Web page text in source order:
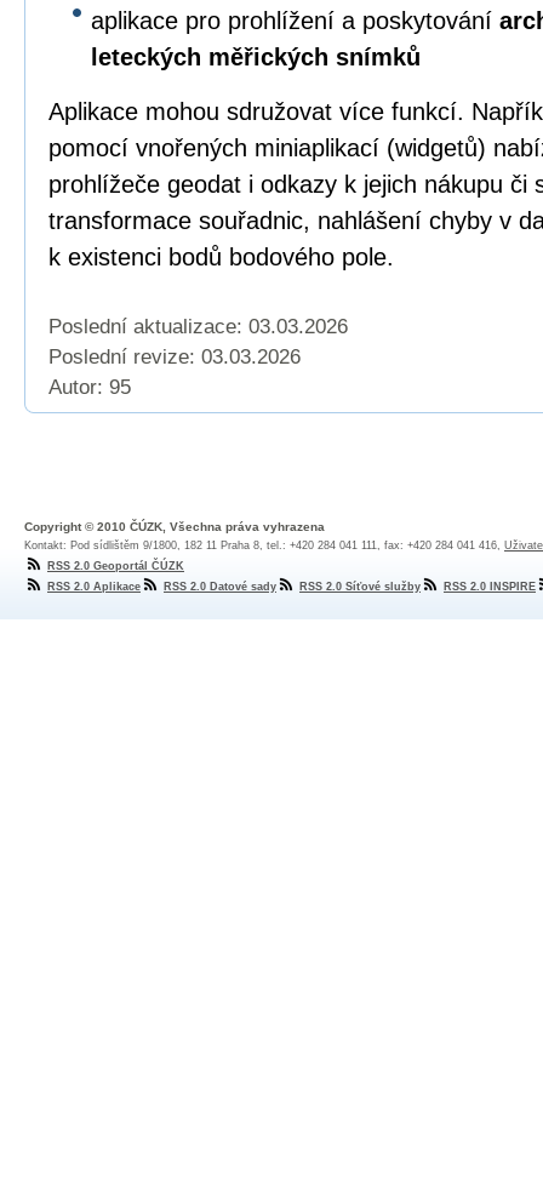
aplikace pro prohlížení a poskytování
leteckých měřických snímků
Aplikace mohou sdružovat více funkcí.
pomocí vnořených miniaplikací (widgetů)
prohlížeče geodat i odkazy k jejich nákupu či
transformace souřadnic, nahlášení chyby v
k existenci bodů bodového pole.
Poslední aktualizace: 03.03.2026
Poslední revize: 03.03.2026
Autor: 95
Copyright © 2010 ČÚZK, Všechna práva vyhrazena
Kontakt: Pod sídlištěm 9/1800, 182 11 Praha 8, tel.: +420 284 041 111, fax: +420 284 041 416,
RSS 2.0 Geoportál ČÚZK
RSS 2.0 Aplikace
RSS 2.0 Datové sady RSS 2.0 Síťové služby RSS 2.0 INSPIRE